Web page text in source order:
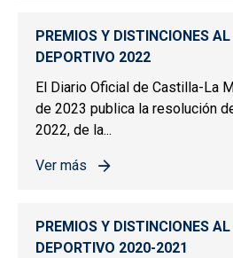
PREMIOS Y DISTINCIONES
DEPORTIVO 2022
El Diario Oficial de Castilla-La
de 2023 publica la resolución
2022, de la...
Ver más
sobre PREMIOS Y
PREMIOS Y DISTINCIONES
DEPORTIVO 2020-2021